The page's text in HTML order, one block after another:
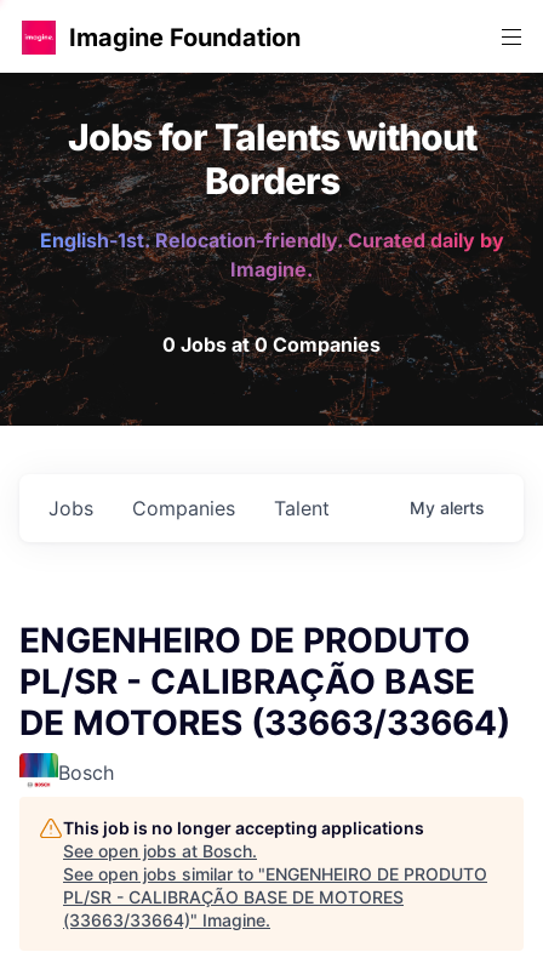
Imagine Foundation
Jobs for Talents without
Borders
English-1st. Relocation-friendly. Curated daily by
Imagine.
0 Jobs at 0 Companies
Jobs Companies Talent My alerts
ENGENHEIRO DE PRODUTO
PL/SR - CALIBRAÇÃO BASE
DE MOTORES (33663/33664)
Bosch
This job is no longer accepting applications
See open jobs at Bosch.
See open jobs similar to "ENGENHEIRO DE PRODUTO
PL/SR - CALIBRAÇÃO BASE DE MOTORES
(33663/33664)" Imagine.